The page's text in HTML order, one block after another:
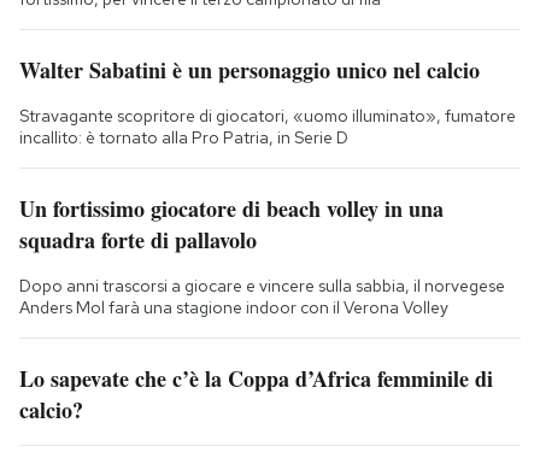
Walter Sabatini è un personaggio unico nel calcio
Stravagante scopritore di giocatori, «uomo illuminato», fumatore
incallito: è tornato alla Pro Patria, in Serie D
Un fortissimo giocatore di beach volley in una
squadra forte di pallavolo
Dopo anni trascorsi a giocare e vincere sulla sabbia, il norvegese
Anders Mol farà una stagione indoor con il Verona Volley
Lo sapevate che c’è la Coppa d’Africa femminile di
calcio?